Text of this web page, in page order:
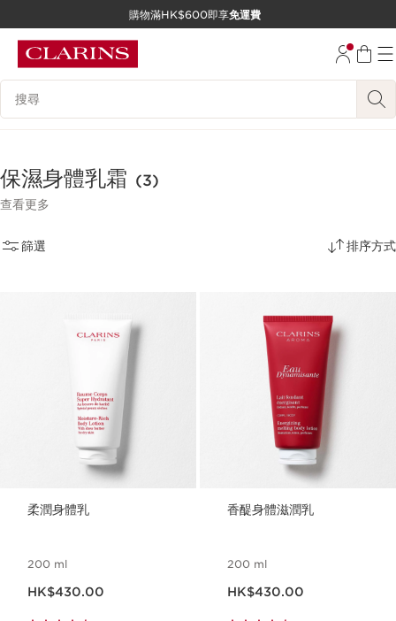
跳至內容
購物滿HK$600即享免運費
搜尋內容說明
保濕身體乳霜 (3)
查看更多
篩選 排序方式
柔潤身體乳
200 ml
HK$430.00
香醍身體滋潤乳
200 ml
HK$430.00